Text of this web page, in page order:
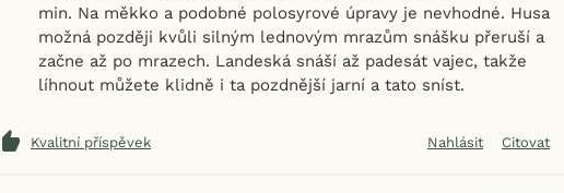
min. Na měkko a podobné polosyrové úpravy je nevhodné. Husa
možná později kvůli silným lednovým mrazům snášku přeruší a
začne až po mrazech. Landeská snáší až padesát vajec, takže
líhnout můžete klidně i ta pozdnější jarní a tato sníst.
Kvalitní příspěvek Nahlásit Citovat